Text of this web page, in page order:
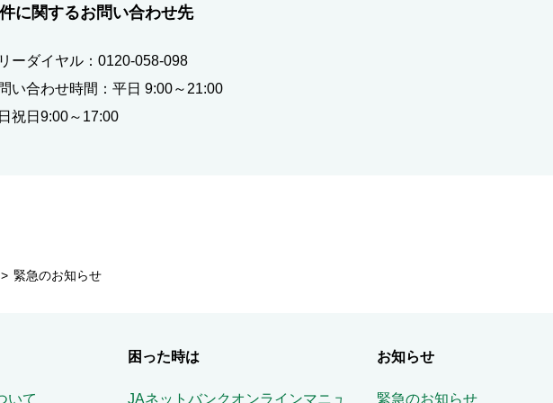
に関するお問い合わせ先
ーダイヤル：0120-058-098
い合わせ時間：平日 9:00～21:00
祝日9:00～17:00
緊急のお知らせ
いて
困った時は
JAネットバンクオンラインマニュ
お知らせ
緊急のお知らせ